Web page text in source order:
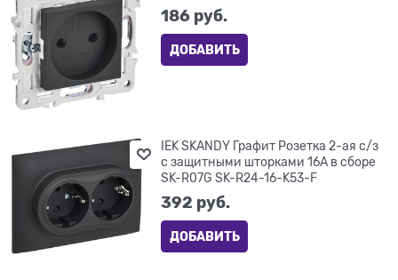
186 руб.
ДОБАВИТЬ
IEK SKANDY Графит Розетка 2-ая с/з
с защитными шторками 16А в сборе
SK-R07G SK-R24-16-K53-F
392 руб.
ДОБАВИТЬ